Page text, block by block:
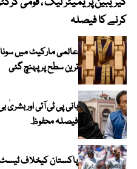
کرنے کا فیصلہ
ترین سطح پر پہنچ گئی
بانی پی ٹی آئی اور
فیصلہ محفوظ